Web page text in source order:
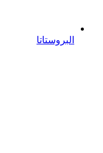
البروستاتا